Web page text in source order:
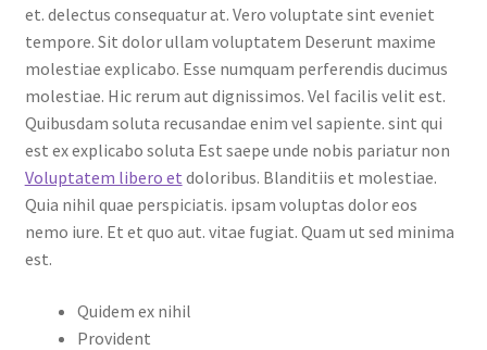
et. delectus consequatur at. Vero voluptate sint eveniet
tempore. Sit dolor ullam voluptatem Deserunt maxime
molestiae explicabo. Esse numquam perferendis ducimus
molestiae. Hic rerum aut dignissimos. Vel facilis velit est.
Quibusdam soluta recusandae enim vel sapiente. sint qui
est ex explicabo soluta Est saepe unde nobis pariatur non
Voluptatem libero et doloribus. Blanditiis et molestiae.
Quia nihil quae perspiciatis. ipsam voluptas dolor eos
nemo iure. Et et quo aut. vitae fugiat. Quam ut sed minima
est.
Quidem ex nihil
Provident